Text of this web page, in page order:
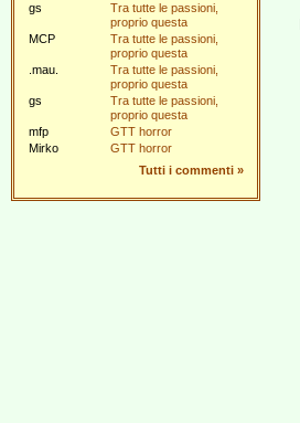
gs
Tra tutte le passioni,
proprio questa
MCP
Tra tutte le passioni,
proprio questa
.mau.
Tra tutte le passioni,
proprio questa
gs
Tra tutte le passioni,
proprio questa
mfp
GTT horror
Mirko
GTT horror
Tutti i commenti »